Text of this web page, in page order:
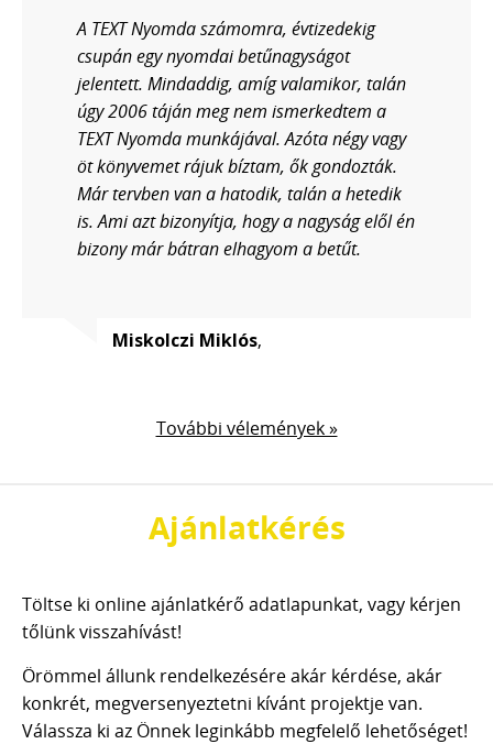
A TEXT Nyomda számomra, évtizedekig
csupán egy nyomdai betűnagyságot
jelentett. Mindaddig, amíg valamikor, talán
úgy 2006 táján meg nem ismerkedtem a
TEXT Nyomda munkájával. Azóta négy vagy
öt könyvemet rájuk bíztam, ők gondozták.
Már tervben van a hatodik, talán a hetedik
is. Ami azt bizonyítja, hogy a nagyság elől én
bizony már bátran elhagyom a betűt.
Miskolczi Miklós,
További vélemények »
Ajánlatkérés
Töltse ki online ajánlatkérő adatlapunkat, vagy kérjen
tőlünk visszahívást!
Örömmel állunk rendelkezésére akár kérdése, akár
konkrét, megversenyeztetni kívánt projektje van.
Válassza ki az Önnek leginkább megfelelő lehetőséget!